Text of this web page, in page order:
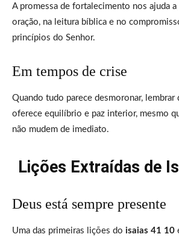
A promessa de fortalecimento nos ajuda a
oração, na leitura bíblica e no
princípios do Senhor.
Em tempos de crise
Quando tudo parece desmoronar, lembrar
oferece equilíbrio e paz interior, mesmo
não mudem de imediato.
Lições Extraídas de
Deus está sempre presente
Uma das primeiras lições do isaias 41 10